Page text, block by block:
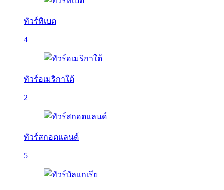
ทัวร์ทิเบต
4
ทัวร์อเมริกาใต้
2
ทัวร์สกอตแลนด์
5